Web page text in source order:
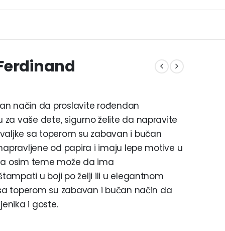
način da proslavite rođendan
vaše dete, sigurno želite da napravite
sa toperom su zabavan i bučan
od papira i imaju lepe motive u
osim teme može da ima
u boji po želji ili u elegantnom
toperom su zabavan i bučan način da
i goste.